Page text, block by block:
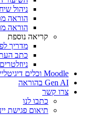
ניהול
הוראה
הוראה
קריאה נוספת
מדריך
כתב
Moodle וכלים דיגיטליים
Gen AI בהוראה
צרו קשר
כתבו לנו
תיאום פגישת